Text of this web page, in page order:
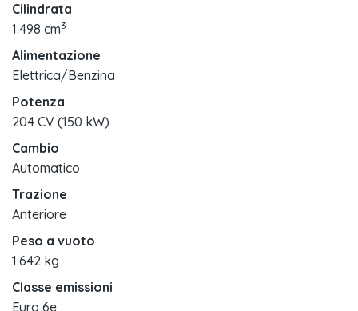
Cilindrata
1.498 cm3
Alimentazione
Elettrica/Benzina
Potenza
204 CV (150 kW)
Cambio
Automatico
Trazione
Anteriore
Peso a vuoto
1.642 kg
Classe emissioni
Euro 6e